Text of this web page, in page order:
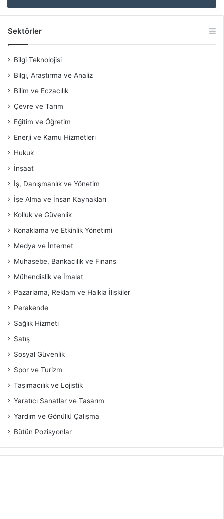
Sektörler
Bilgi Teknolojisi
Bilgi, Araştırma ve Analiz
Bilim ve Eczacılık
Çevre ve Tarım
Eğitim ve Öğretim
Enerji ve Kamu Hizmetleri
Hukuk
İnşaat
İş, Danışmanlık ve Yönetim
İşe Alma ve İnsan Kaynakları
Kolluk ve Güvenlik
Konaklama ve Etkinlik Yönetimi
Medya ve İnternet
Muhasebe, Bankacılık ve Finans
Mühendislik ve İmalat
Pazarlama, Reklam ve Halkla İlişkiler
Perakende
Sağlık Hizmeti
Satış
Sosyal Güvenlik
Spor ve Turizm
Taşımacılık ve Lojistik
Yaratıcı Sanatlar ve Tasarım
Yardım ve Gönüllü Çalışma
Bütün Pozisyonlar